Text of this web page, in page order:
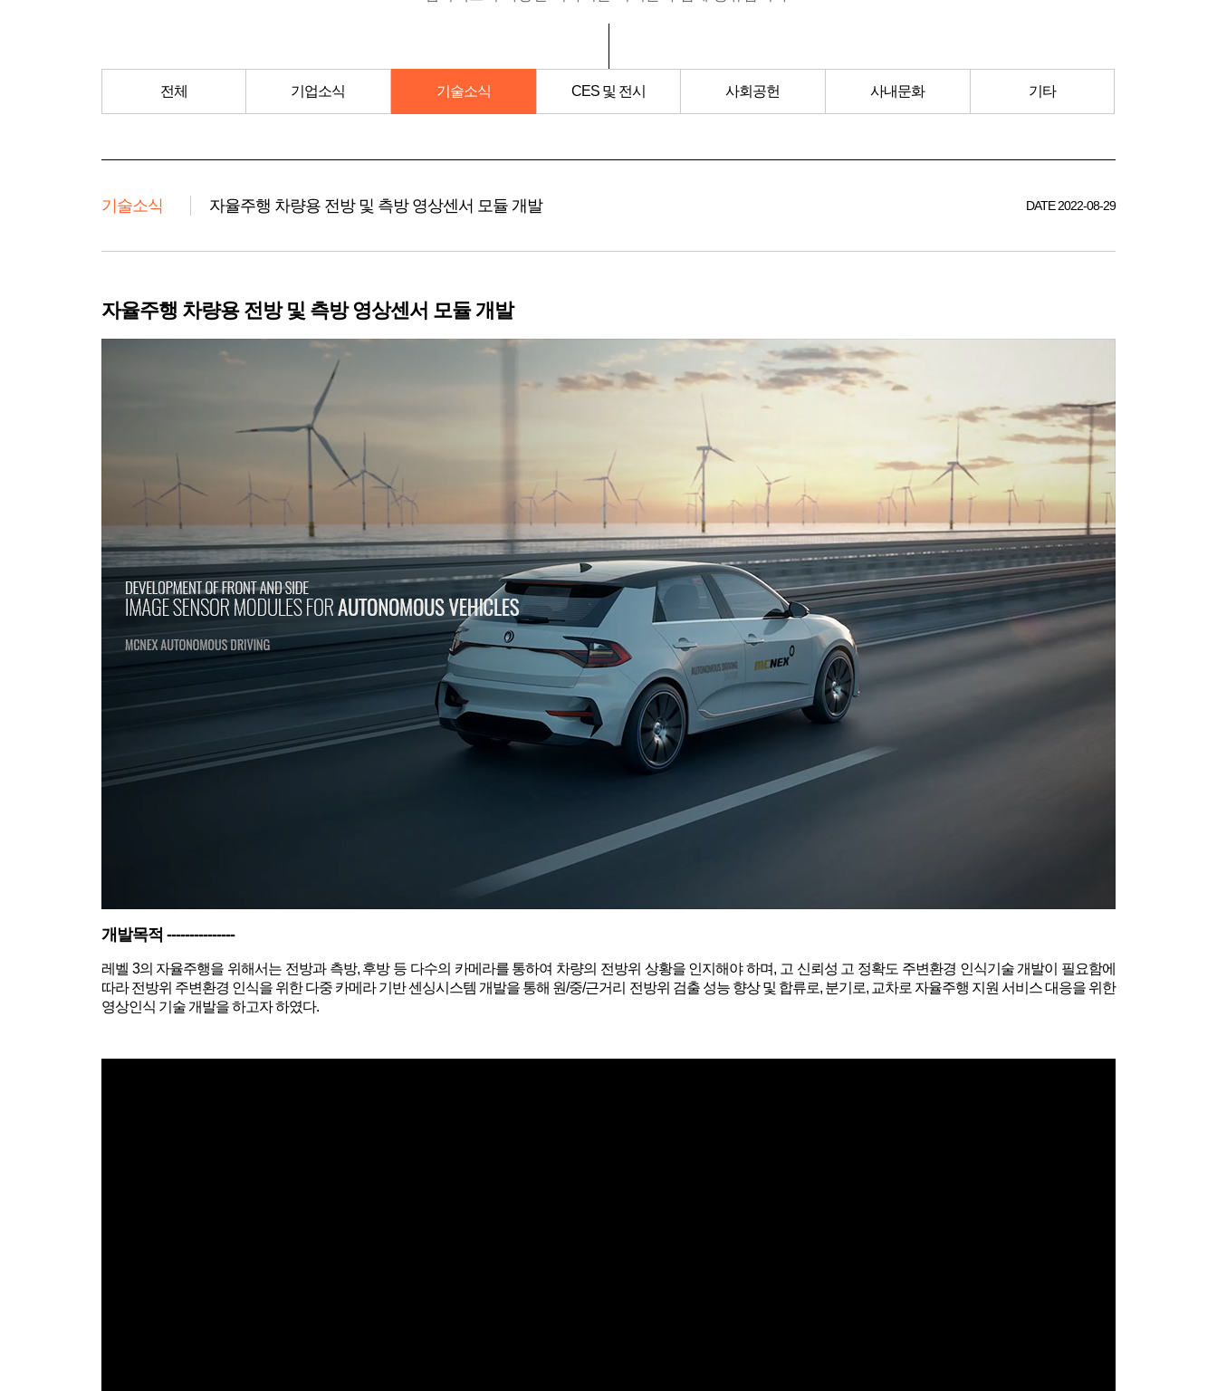
전체 기업소식 기술소식 CES 및 전시 사회공헌 사내문화 기타
기술소식 자율주행 차량용 전방 및 측방 영상센서 모듈 개발 DATE 2022-08-29
자율주행 차량용 전방 및 측방 영상센서 모듈 개발
개발목적 ---------------
레벨 3의 자율주행을 위해서는 전방과 측방, 후방 등 다수의 카메라를 통하여 차량의 전방위 상황을 인지해야 하며, 고 신뢰성 고 정확도 주변환경 인식기술 개발이 필요함에
따라 전방위 주변환경 인식을 위한 다중 카메라 기반 센싱시스템 개발을 통해 원/중/근거리 전방위 검출 성능 향상 및 합류로, 분기로, 교차로 자율주행 지원 서비스 대응을 위한
영상인식 기술 개발을 하고자 하였다.